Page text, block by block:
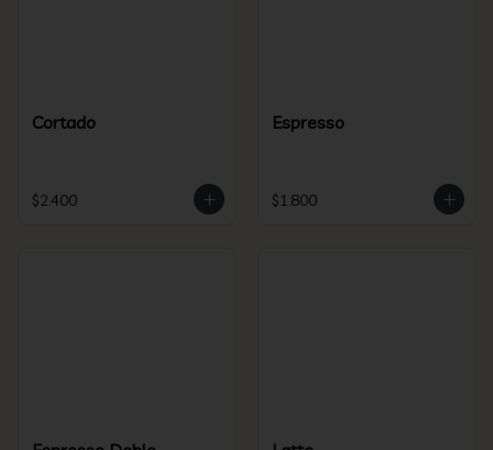
Cortado
$2.400
Espresso
$1.800